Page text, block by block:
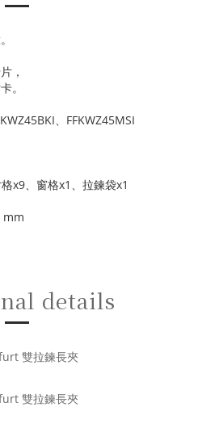
，
。
、FFKWZ45MSI
x9、 窗格x1、 拉鍊袋x1
mm
details